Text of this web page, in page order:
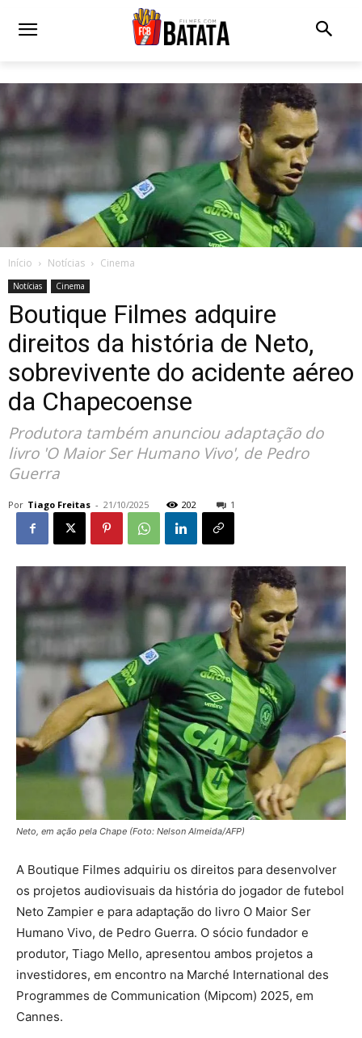
Início Notícias Cinema
Notícias Cinema
Boutique Filmes adquire
direitos da história de Neto,
sobrevivente do acidente aéreo
da Chapecoense
Produtora também anunciou adaptação do
livro 'O Maior Ser Humano Vivo', de Pedro
Guerra
Por Tiago Freitas - 21/10/2025 202 1
Neto, em ação pela Chape (Foto: Nelson Almeida/AFP)
A Boutique Filmes adquiriu os direitos para desenvolver
os projetos audiovisuais da história do jogador de futebol
Neto Zampier e para adaptação do livro O Maior Ser
Humano Vivo, de Pedro Guerra. O sócio fundador e
produtor, Tiago Mello, apresentou ambos projetos a
investidores, em encontro na Marché International des
Programmes de Communication (Mipcom) 2025, em
Cannes.